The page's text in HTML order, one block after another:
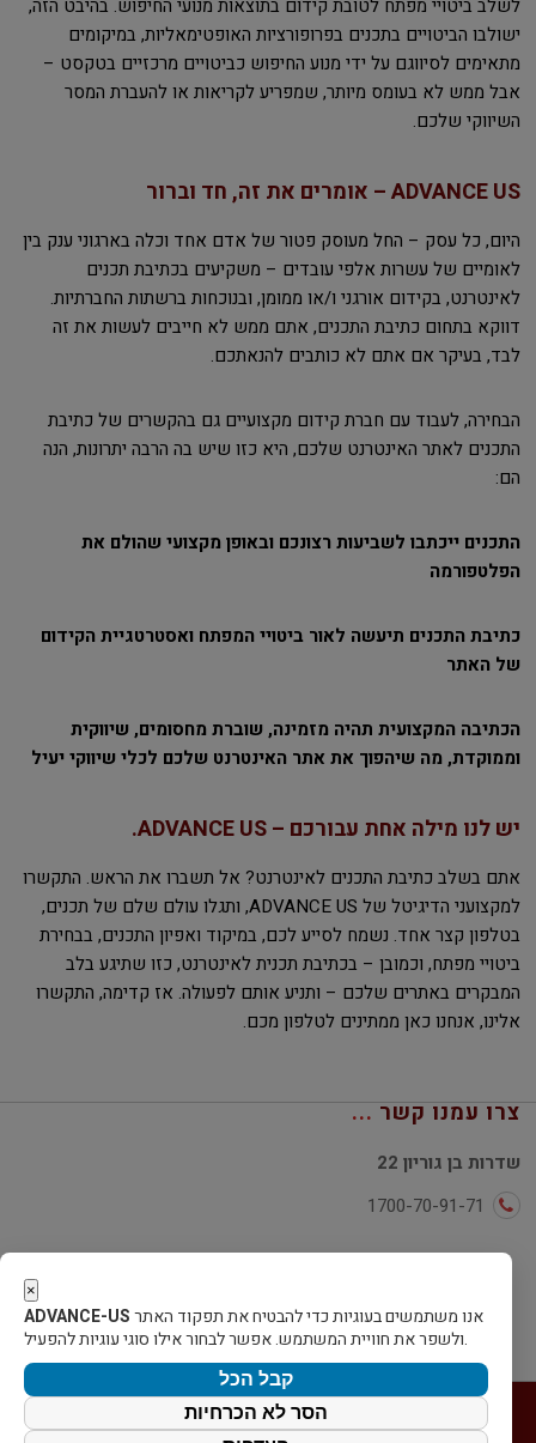
לשלב ביטויי מפתח לטובת קידום בתוצאות מנועי החיפוש. בהיבט הזה,
ישולבו הביטויים בתכנים בפרופורציות האופטימאליות, במיקומים
מתאימים לסיווגם על ידי מנוע החיפוש כביטויים מרכזיים בטקסט –
אבל ממש לא בעומס מיותר, שמפריע לקריאות או להעברת המסר
השיווקי שלכם.
ADVANCE US – אומרים את זה, חד וברור
היום, כל עסק – החל מעוסק פטור של אדם אחד וכלה בארגוני ענק בין
לאומיים של עשרות אלפי עובדים – משקיעים בכתיבת תכנים
לאינטרנט, בקידום אורגני ו/או ממומן, ובנוכחות ברשתות החברתיות.
דווקא בתחום כתיבת התכנים, אתם ממש לא חייבים לעשות את זה
לבד, בעיקר אם אתם לא כותבים להנאתכם.
הבחירה, לעבוד עם חברת קידום מקצועיים גם בהקשרים של כתיבת
התכנים לאתר האינטרנט שלכם, היא כזו שיש בה הרבה יתרונות, הנה
הם:
התכנים ייכתבו לשביעות רצונכם ובאופן מקצועי שהולם את
הפלטפורמה
כתיבת התכנים תיעשה לאור ביטויי המפתח ואסטרטגיית הקידום
של האתר
הכתיבה המקצועית תהיה מזמינה, שוברת מחסומים, שיווקית
וממוקדת, מה שיהפוך את אתר האינטרנט שלכם לכלי שיווקי יעיל
יש לנו מילה אחת עבורכם – ADVANCE US.
אתם בשלב כתיבת התכנים לאינטרנט? אל תשברו את הראש. התקשרו
למקצועני הדיגיטל של ADVANCE US, ותגלו עולם שלם של תכנים,
בטלפון קצר אחד. נשמח לסייע לכם, במיקוד ואפיון התכנים, בבחירת
ביטויי מפתח, וכמובן – בכתיבת תכנית לאינטרנט, כזו שתיגע בלב
המבקרים באתרים שלכם – ותניע אותם לפעולה. אז קדימה, התקשרו
אלינו, אנחנו כאן ממתינים לטלפון מכם.
צרו עמנו קשר
שדרות בן גוריון 22
1700-70-91-71
בית מי אנחנו צור קשר
×
ADVANCE-US
ולשפר את חוויית המשתמש. אפשר לבחור אילו סוגי עוגיות להפעיל.
קבל הכל
הסר לא הכרחיות